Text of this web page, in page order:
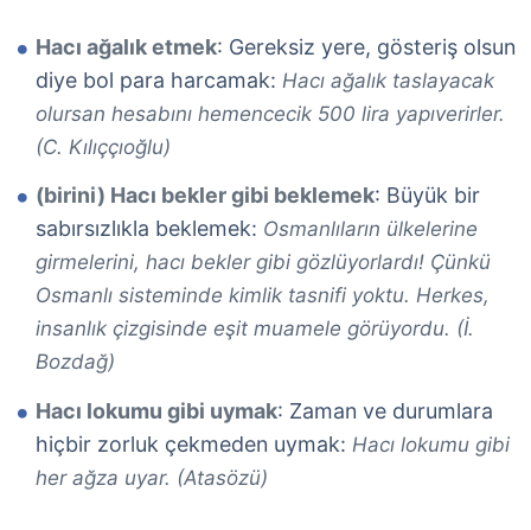
Hacı ağalık etmek: Gereksiz yere, gösteriş olsun
diye bol para harcamak: Hacı ağalık taslayacak
olursan hesabını hemencecik 500 lira yapıverirler.
(C. Kılıççıoğlu)
(birini) Hacı bekler gibi beklemek: Büyük bir
sabırsızlıkla beklemek: Osmanlıların ülkelerine
girmelerini, hacı bekler gibi gözlüyorlardı! Çünkü
Osmanlı sisteminde kimlik tasnifi yoktu. Herkes,
insanlık çizgisinde eşit muamele görüyordu. (İ.
Bozdağ)
Hacı lokumu gibi uymak: Zaman ve durumlara
hiçbir zorluk çekmeden uymak: Hacı lokumu gibi
her ağza uyar. (Atasözü)